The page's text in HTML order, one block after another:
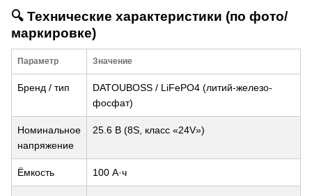
🔍 Технические характеристики (по фото/
маркировке)
Параметр Значение
Бренд / тип
DATOUBOSS / LiFePO4 (литий-железо-
фосфат)
Номинальное
напряжение
25.6 В (8S, класс «24V»)
Ёмкость 100 А·ч